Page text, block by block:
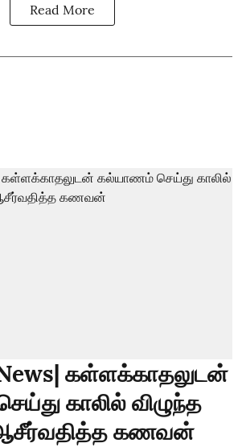
Read More
கள்ளக்காதலுடன்
காலில் விழுந்த
கணவன்